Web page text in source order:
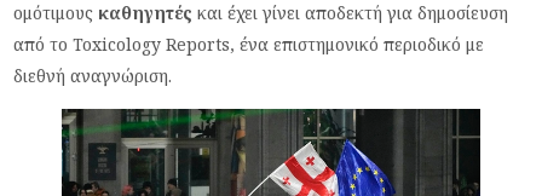
ομότιμους καθηγητέςκαι έχει γίνει αποδεκτή για δημοσίευση
από το Toxicology Reports, ένα επιστημονικό περιοδικό με
διεθνή αναγνώριση.